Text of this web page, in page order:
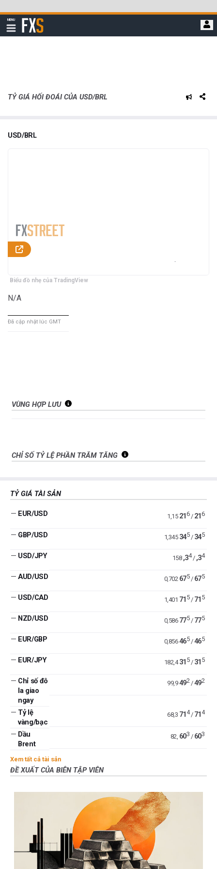
qua
đi
MENU
Hiển
thị
FXStreet
TỶ GIÁ HỐI ĐOÁI CỦA USD/BRL
USD/BRL
Biểu đồ nhẹ của TradingView
N/A
Đã cập nhật lúc GMT
VÙNG HỢP LƯU
CHỈ SỐ TỶ LỆ PHẦN TRĂM TĂNG
TỶ GIÁ TÀI SẢN
— EUR/USD 1,15 216/ 216
— GBP/USD 1,345 345/ 345
— USD/JPY 158 ,34/ ,34
— AUD/USD 0,702 675/ 675
— USD/CAD 1,401 71 5/ 71 5
— NZD/USD 0,586 775/ 775
— EUR/GBP 0,856 465/465
— EUR/JPY 182,4 31 5/ 31 5
— Chỉ số đô
la giao
ngay
99,9 492/492
— Tỷ lệ
vàng/bạc
68,3 714/ 714
— Dầu
Brent
82, 603 / 603
Xem tất cả tài sản
ĐỀ XUẤT CỦA BIÊN TẬP VIÊN